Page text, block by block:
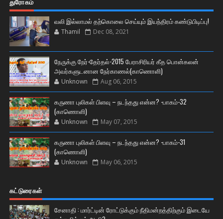
வலி இல்லாமல் தற்கொலை செய்யும் இயந்திரம் கண்டுபிடிப்பு!
Thamil Dec 08, 2021
நேருக்கு நேர்-தேர்தல்-2015 பேராசிரியர் கீத பொன்கலன்
அவர்களுடனான நேர்காணல்(காணொளி)
Unknown Aug 06, 2015
கருணா புலிகள் பிளவு – நடந்தது என்ன? -பாகம்-32
(காணொளி)
Unknown May 07, 2015
கருணா புலிகள் பிளவு – நடந்தது என்ன? -பாகம்-31
(காணொளி)
Unknown May 06, 2015
கட்டுரைகள்
சேனாதி : மார்ட்டின் ரோட்டுக்கும் நீதிமன்றத்திற்கும் இடையே